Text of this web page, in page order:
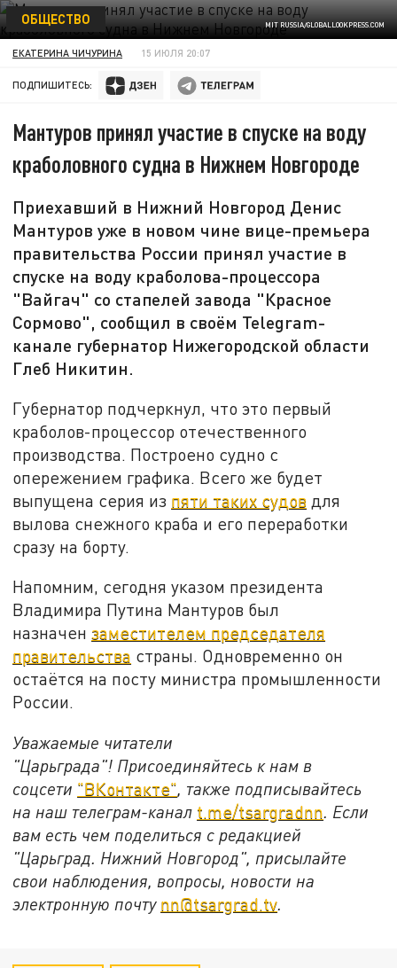
MIT RUSSIA/GLOBALLOOKPRESS.COM
ОБЩЕСТВО
ЕКАТЕРИНА ЧИЧУРИНА 15 ИЮЛЯ 20:07
ПОДПИШИТЕСЬ:
Мантуров принял участие в спуске на воду
краболовного судна в Нижнем Новгороде
Приехавший в Нижний Новгород Денис
Мантуров уже в новом чине вице-премьера
правительства России принял участие в
спуске на воду краболова-процессора
"Вайгач" со стапелей завода "Красное
Сормово", сообщил в своём Telegram-
канале губернатор Нижегородской области
Глеб Никитин.
Губернатор подчеркнул, что это первый
краболов-процессор отечественного
производства. Построено судно с
опережением графика. Всего же будет
выпущена серия из пяти таких судов для
вылова снежного краба и его переработки
сразу на борту.
Напомним, сегодня указом президента
Владимира Путина Мантуров был
назначензаместителем председателя
правительства страны. Одновременно он
остаётся на посту министра промышленности
России.
Уважаемые читатели
"Царьграда"! Присоединяйтесь к нам в
соцсети "ВКонтакте", также подписывайтесь
на наш телеграм-канал t.me/tsargradnn. Если
вам есть чем поделиться с редакцией
"Царьград. Нижний Новгород", присылайте
свои наблюдения, вопросы, новости на
электронную почту nn@tsargrad.tv.